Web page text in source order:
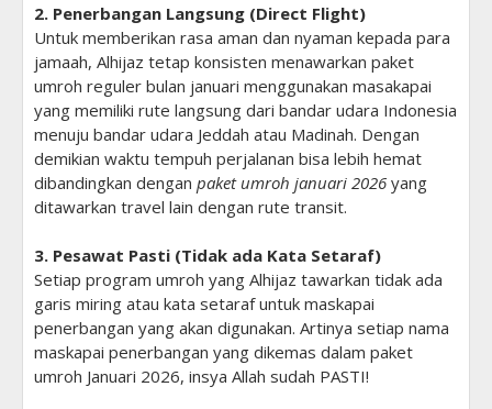
2. Penerbangan Langsung (Direct Flight)
Untuk memberikan rasa aman dan nyaman kepada para
jamaah, Alhijaz tetap konsisten menawarkan paket
umroh reguler bulan januari menggunakan masakapai
yang memiliki rute langsung dari bandar udara Indonesia
menuju bandar udara Jeddah atau Madinah. Dengan
demikian waktu tempuh perjalanan bisa lebih hemat
dibandingkan dengan paket umroh januari 2026 yang
ditawarkan travel lain dengan rute transit.
3. Pesawat Pasti (Tidak ada Kata Setaraf)
Setiap program umroh yang Alhijaz tawarkan tidak ada
garis miring atau kata setaraf untuk maskapai
penerbangan yang akan digunakan. Artinya setiap nama
maskapai penerbangan yang dikemas dalam paket
umroh Januari 2026, insya Allah sudah PASTI!